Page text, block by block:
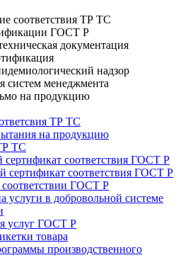
соответствия ТР ТС
ГОСТ Р
документация
надзор
систем менеджмента
на продукцию
ТР ТС
на продукцию
ТС
сертификат соответствия ГОСТ Р
сертификат соответствия ГОСТ Р
соответствии ГОСТ Р
услуги в добровольной системе
услуг ГОСТ Р
товара
производственного